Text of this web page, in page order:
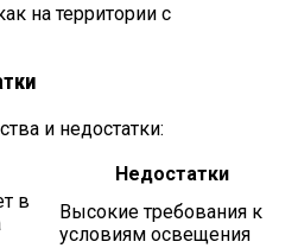
на территории с
и недостатки:
Недостатки
в
Высокие требования к
условиям освещения